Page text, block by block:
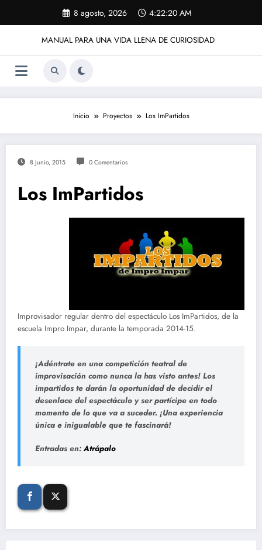
contenido
8 agosto, 2026 4:22:20 AM
MANUAL PARA UNA VIDA LLENA DE CURIOSIDAD
Inicio Proyectos Los ImPartidos
8 Junio, 2015 0 Comentarios
Los ImPartidos
Improvisador regular dentro del espectáculo Los ImPartidos, de la
escuela Impro Impar, durante la temporada 2014-15.
¡Adéntrate en una competición teatral de
improvisación como nunca la has visto antes! Los
impartidos te darán la oportunidad de decidir el
desenlace del espectáculo y ser partícipe en todo
momento de lo que va a suceder. ¡Una experiencia
única e inigualable que te fascinará!
Entradas en:Atrápalo